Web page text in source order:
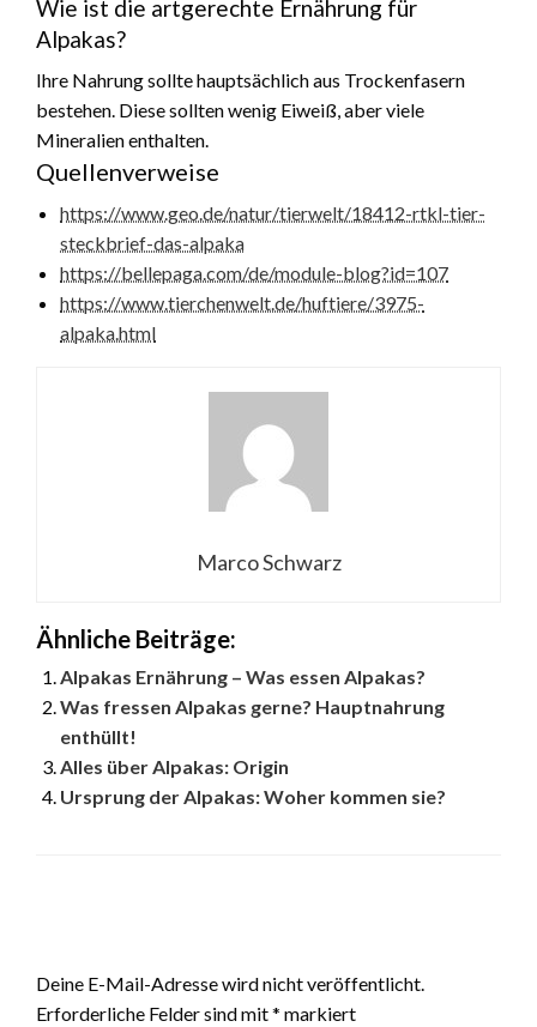
Wie ist die artgerechte Ernährung für
Alpakas?
Ihre Nahrung sollte hauptsächlich aus Trockenfasern
bestehen. Diese sollten wenig Eiweiß, aber viele
Mineralien enthalten.
Quellenverweise
https://www.geo.de/natur/tierwelt/18412-rtkl-tier-
steckbrief-das-alpaka
https://bellepaga.com/de/module-blog?id=107
https://www.tierchenwelt.de/huftiere/3975-
alpaka.html
Marco Schwarz
Ähnliche Beiträge:
Alpakas Ernährung – Was essen Alpakas?
Was fressen Alpakas gerne? Hauptnahrung
enthüllt!
Alles über Alpakas: Origin
Ursprung der Alpakas: Woher kommen sie?
Deine E-Mail-Adresse wird nicht veröffentlicht.
Erforderliche Felder sind mit* markiert